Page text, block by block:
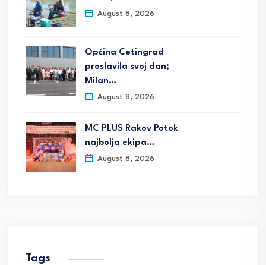
August 8, 2026
Općina Cetingrad
proslavila svoj dan;
Milan…
August 8, 2026
MC PLUS Rakov Potok
najbolja ekipa…
August 8, 2026
Tags